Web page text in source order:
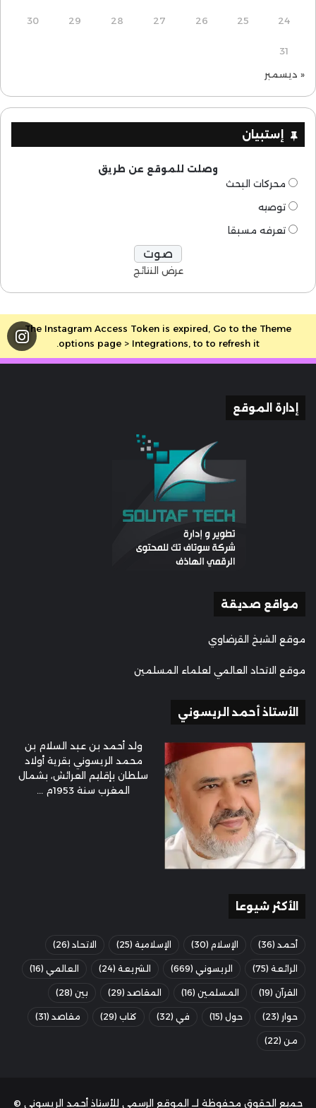
24
25
26
27
28
29
30
31
« ديسمبر
إستبيان
وصلت للموقع عن طريق
محركات البحث
توصيه
تعرفه مسبقا
عرض النتائج
The Instagram Access Token is expired, Go to the Theme
options page > Integrations, to to refresh it.
إدارة الموقع
مواقع صديقة
موقع الشيخ القرضاوي
موقع الاتحاد العالمي لعلماء المسلمين
الأستاذ أحمد الريسوني
ولد أحمد بن عبد السلام بن
محمد الريسوني بقرية أولاد
سلطان بإقليم العرائش، بشمال
المغرب سنة 1953م ...
الأكثر شيوعا
أحمد (36) الإسلام (30) الإسلامية (25) الاتحاد (26)
الرائعة (75) الريسوني (669) الشريعة (24) العالمي (16)
القرآن (19) المسلمين (16) المقاصد (29) بين (28)
حوار (23) حول (15) في (32) كتاب (29) مقاصد (31)
من (22)
جميع الحقوق محفوظة لــ الموقع الرسمي للأستاذ أحمد الريسوني ©